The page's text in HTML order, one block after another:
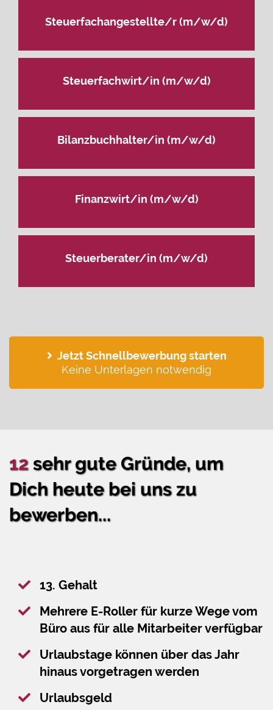
Steuerfachangestellte/r (m/w/d)
Steuerfachwirt/in (m/w/d)
Bilanzbuchhalter/in (m/w/d)
Finanzwirt/in (m/w/d)
Steuerberater/in (m/w/d)
Jetzt Schnellbewerbung starten
Keine Unterlagen notwendig
12sehr gute Gründe, um
Dich heute bei uns zu
bewerben...
13. Gehalt
Mehrere E-Roller für kurze Wege vom
Büro aus für alle Mitarbeiter verfügbar
Urlaubstage können über das Jahr
hinaus vorgetragen werden
Urlaubsgeld